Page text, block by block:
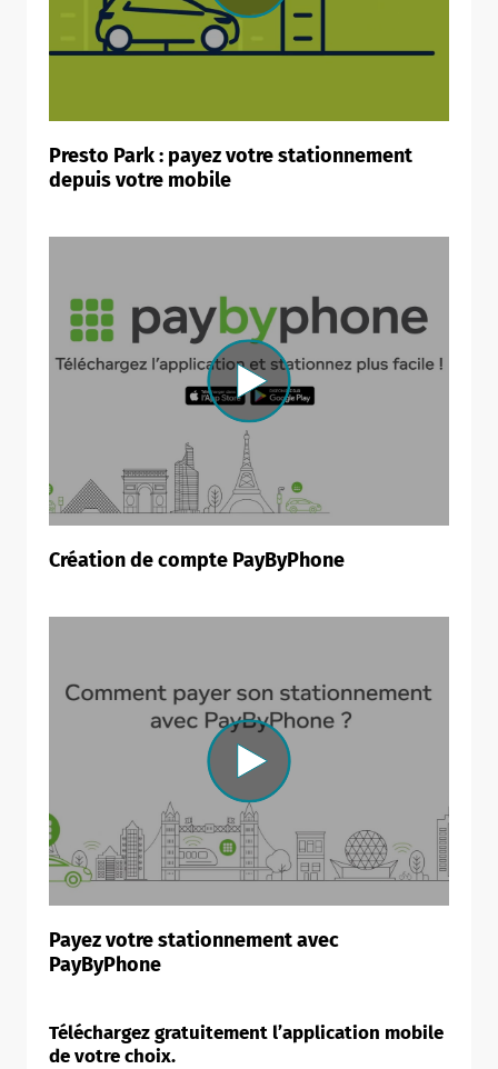
Presto Park : payez votre stationnement
depuis votre mobile
Création de compte PayByPhone
Payez votre stationnement avec
PayByPhone
Téléchargez gratuitement l’application mobile
de votre choix.
ShareThis is disabled.